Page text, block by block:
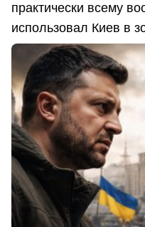
практически всему
использовал Киев в